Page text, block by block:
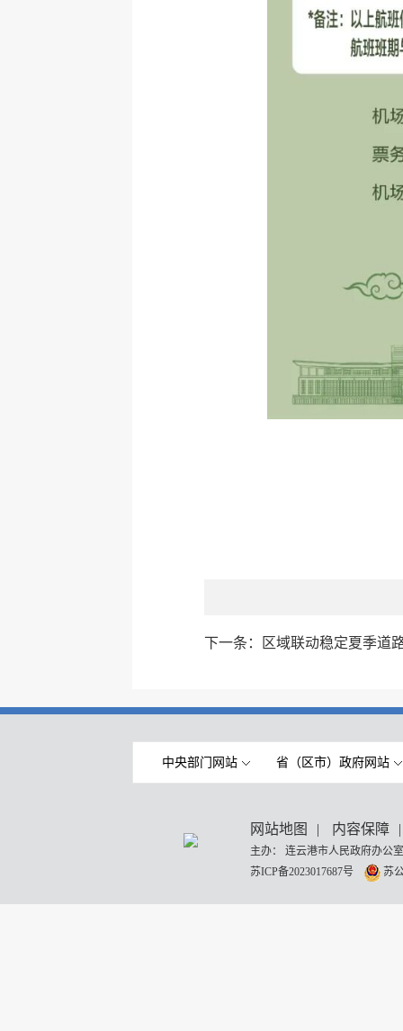
下一条： 区域联动稳定夏季道
中央部门网站 省（区市）政府网站
网站地图 | 内容保障 |
主办： 连云港市人民政府办
苏ICP备2023017687号
苏